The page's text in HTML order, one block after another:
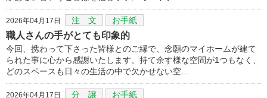
2026年04月17日 注 文 お手紙
職人さんの手がとても印象的
今回、携わって下さった皆様とのご縁で、念願のマイホームが建て
られた事に心から感謝いたします。持て余す様な空間が1つもなく、
どのスペースも日々の生活の中で欠かせない空…
2026年04月17日 分 譲 お手紙